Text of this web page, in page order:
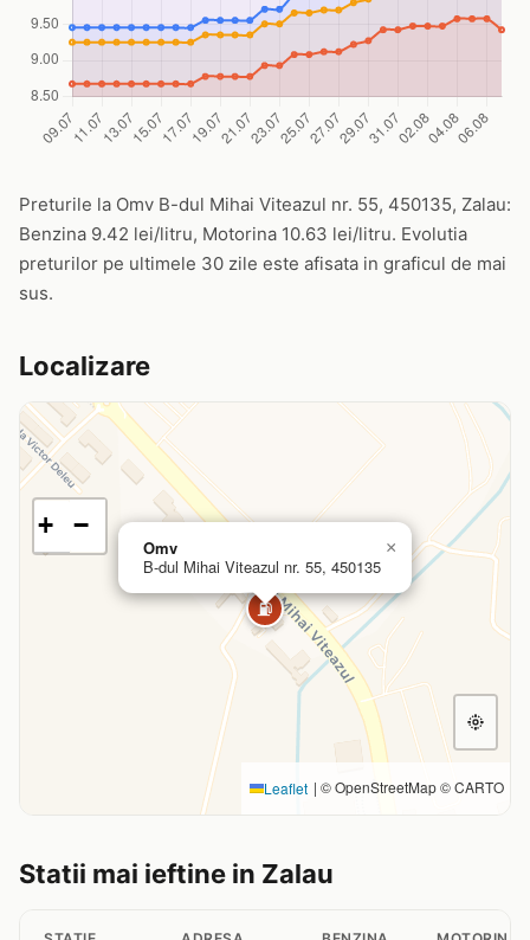
Preturile la Omv B-dul Mihai Viteazul nr. 55, 450135, Zalau:
Benzina 9.42 lei/litru, Motorina 10.63 lei/litru. Evolutia
preturilor pe ultimele 30 zile este afisata in graficul de mai
sus.
Localizare
⛽
Omv
B-dul Mihai Viteazul nr. 55, 450135
×
+ −
Leaflet | © OpenStreetMap © CARTO
Statii mai ieftine in Zalau